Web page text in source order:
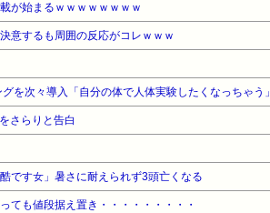
が始まるｗｗｗｗｗｗｗｗ
意するも周囲の反応がコレｗｗｗ
を次々導入「自分の体で人体実験したくなっちゃう」
さらりと告白
です女」暑さに耐えられず3頭亡くなる
ても値段据え置き・・・・・・・・・